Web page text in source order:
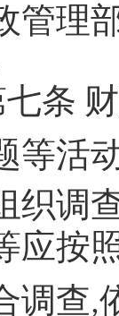
管理
条
等活
织调
应按
调查,